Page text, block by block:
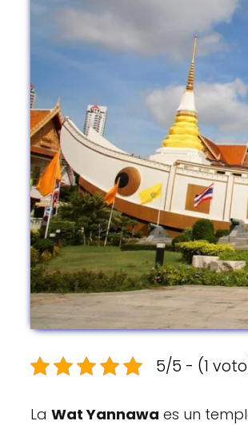
5/5 - (1
La Wat Yannawa es un